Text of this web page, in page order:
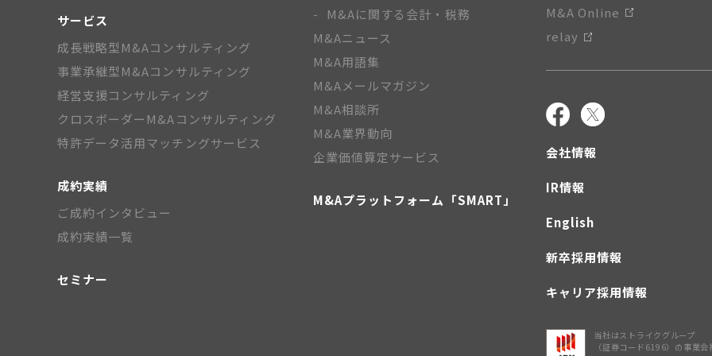
サービス
成長戦略型M&Aコンサルティング
事業承継型M&Aコンサルティング
経営支援コンサルティング
クロスボーダーM&Aコンサルティング
特許データ活用マッチングサービス
成約実績
ご成約インタビュー
成約実績一覧
セミナー
M&Aに関する会計・税務
M&Aニュース
M&A用語集
M&Aメールマガジン
M&A相談所
M&A業界動向
企業価値算定サービス
M&Aプラットフォーム「SMART」
M&A Online
relay
会社情報
IR情報
English
新卒採用情報
キャリア採用情報
当社はストライクグループ
（証券コード6196）の事業会